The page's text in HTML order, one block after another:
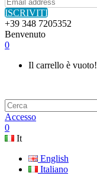
ISCRIVITI
+39 348 7205352
Benvenuto
0
Il carrello è vuoto!
Accesso
0
It
English
Italiano